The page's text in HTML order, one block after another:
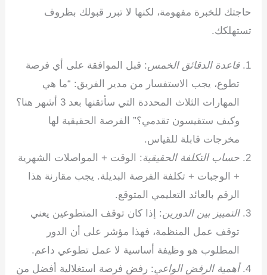
حاجتك للخبرة مفهومة، لكنها لا تبرر قبولك بظروف
تستهلكك.
قاعدة الدقائق الخمس: قبل الموافقة على أي فرصة
تطوع، يجب الاستفسار من مدير الفريق: “ما هي
المهارات الثلاث المحددة التي سأتقنها بعد 3 أشهر هنا؟
وكيف ستقيسون تقدمي؟” الفرصة الحقيقية لها
مخرجات قابلة للقياس.
حساب التكلفة الحقيقية : الوقت + المواصلات الشهرية
+ الوجبات + تكلفة الفرصة البديلة. يجب مقارنة هذا
الرقم بالعائد التعليمي المتوقع.
التمييز بين الدورين: إذا كان توقف المتطوعين يعني
توقف عمل المنظمة، فهذا مؤشر على أن الدور
المطلوب هو وظيفة أساسية لا عمل تطوعي داعم.
أهمية الرفض الواعي: رفض فرصة استغلالية أفضل من